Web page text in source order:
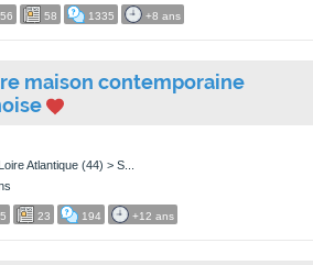
56 58 1335 +8 ans
maison contemporaine
Atlantique (44) > S...
23 194 +12 ans